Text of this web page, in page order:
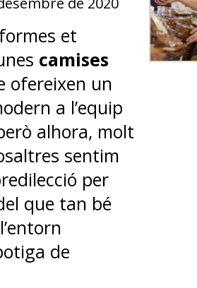
et
camises
ofereixen un
a l’equip
alhora, molt
sentim
per
que tan bé
de